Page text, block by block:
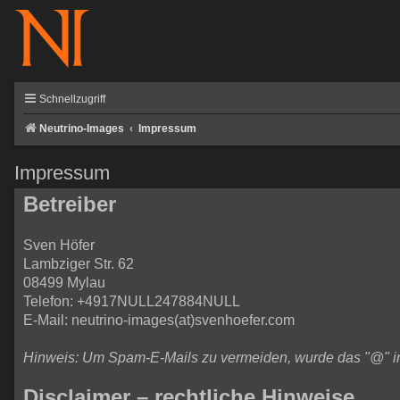
Schnellzugriff
Neutrino-Images Impressum
Impressum
Betreiber
Sven Höfer
Lambziger Str. 62
08499 Mylau
Telefon: +4917NULL247884NULL
E-Mail: neutrino-images(at)svenhoefer.com
Hinweis: Um Spam-E-Mails zu vermeiden, wurde das "@"